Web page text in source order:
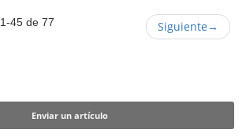
1-45 de 77 Siguiente→
Enviar un artículo